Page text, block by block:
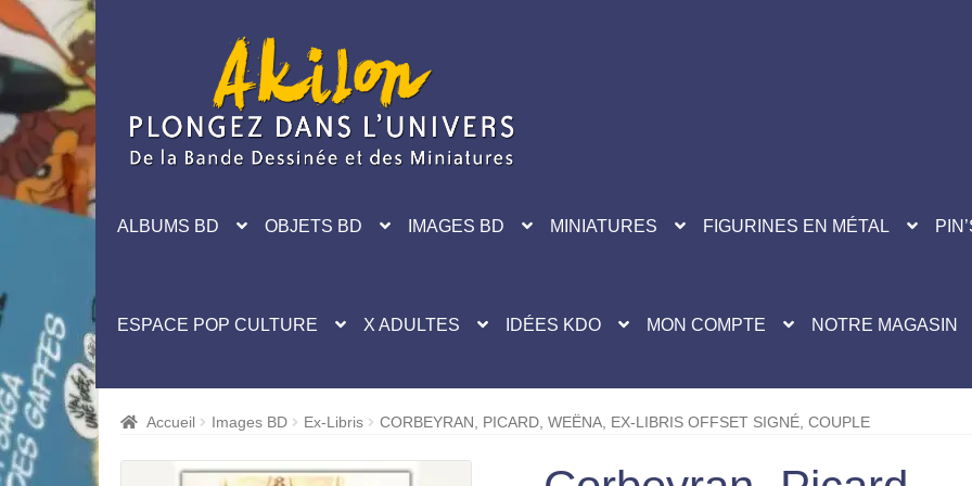
navigation
ALBUMS BD OBJETS BD IMAGES BD MINIATURES FIGURINES EN MÉTAL
ESPACE POP CULTURE X ADULTES IDÉES KDO MON COMPTE NOTRE MAGASIN
Accueil Images BD Ex-Libris CORBEYRAN, PICARD, WEËNA, EX-LIBRIS OFFSET SIGNÉ, COUPLE